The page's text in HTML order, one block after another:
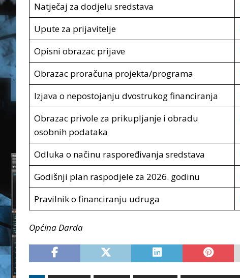
Natječaj za dodjelu sredstava
Upute za prijavitelje
Opisni obrazac prijave
Obrazac proračuna projekta/programa
Izjava o nepostojanju dvostrukog financiranja
Obrazac privole za prikupljanje i obradu
osobnih podataka
Odluka o načinu raspoređivanja sredstava
Godišnji plan raspodjele za 2026. godinu
Pravilnik o financiranju udruga
Općina Darda